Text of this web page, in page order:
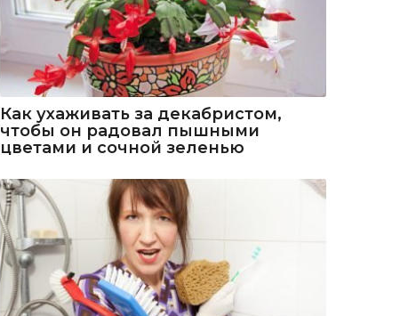
Как ухаживать за декабристом,
чтобы он радовал пышными
цветами и сочной зеленью